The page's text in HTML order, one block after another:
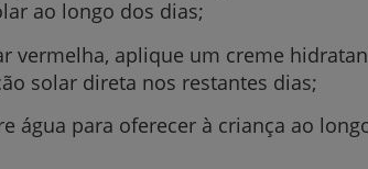
e acompanhantes
Center
ao longo dos dias;
vermelha, aplique um creme
solar direta nos restantes dias;
água para oferecer à criança ao